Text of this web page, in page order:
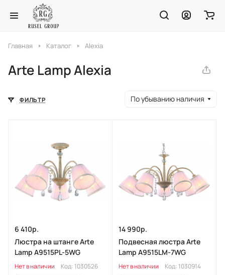
Главная Каталог Alexia
Arte Lamp Alexia
ФИЛЬТР По убыванию наличия
6 410р.
Люстра на штанге Arte
Lamp A9515PL-5WG
Нет в наличии Код: 1030526
14 990р.
Подвесная люстра Arte
Lamp A9515LM-7WG
Нет в наличии Код: 1030914